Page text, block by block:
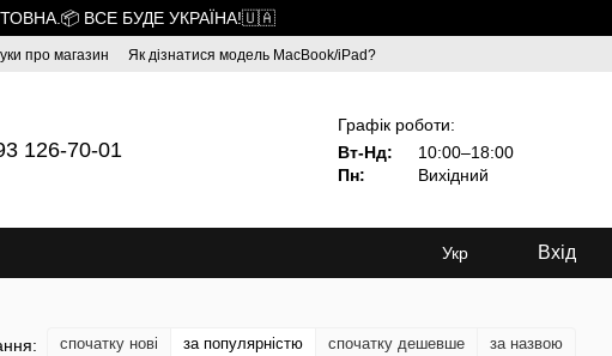
ВСЕ БУДЕ УКРАЇНА!🇺🇦
про магазин
Як дізнатися модель MacBook/iPad?
126-70-01
Графік роботи:
Вт-Нд:
10:00–18:00
Пн:
Вихідний
Укр Вхід
спочатку нові за популярністю спочатку дешевше за назвою